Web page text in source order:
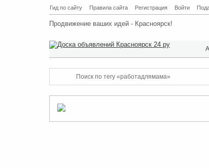
Гид по сайту Правила сайта Регистрация Войти
Продвижение ваших идей - Красноярск!
Поиск по тегу «работадлямама»